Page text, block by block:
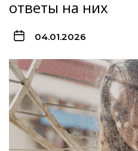
ответы на них
04.01.2026